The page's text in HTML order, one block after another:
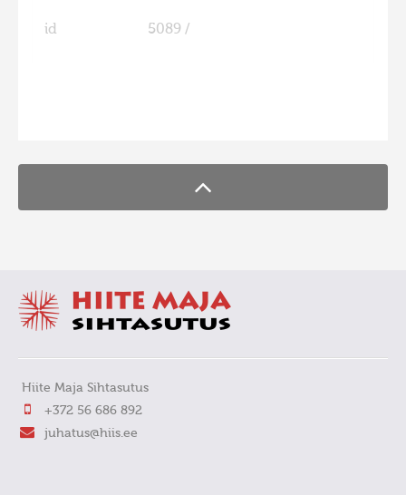
id 5089 /
Hiite Maja Sihtasutus
+372 56 686 892
juhatus@hiis.ee